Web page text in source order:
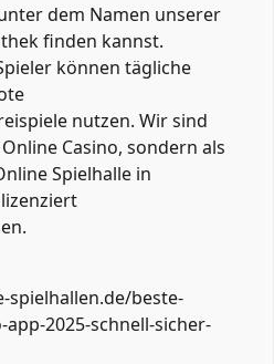
dem Namen unserer
finden kannst.
können tägliche
nutzen. Wir sind
Casino, sondern als
Spielhalle in
spielhallen.de/beste-
2025-schnell-sicher-